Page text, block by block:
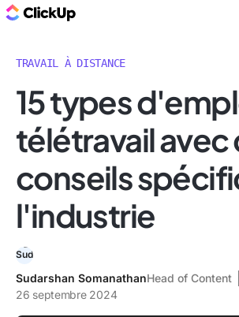
TRAVAIL À DISTANCE
15 types
télétravail avec
conseils
l'industrie
Sudarshan SomanathanHead of Content
26 septembre 2024